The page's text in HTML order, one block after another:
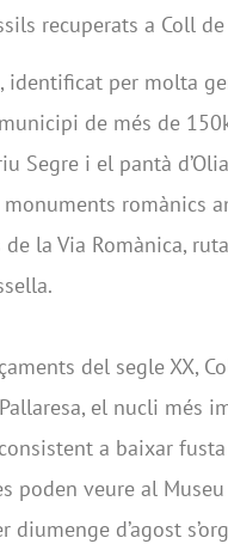
recuperats a Coll de
identificat per molta
de més de
Segre i el pantà
monuments romànics
la Via Romànica,
del segle XX,
el nucli més
a baixar
poden veure al
diumenge d’agost